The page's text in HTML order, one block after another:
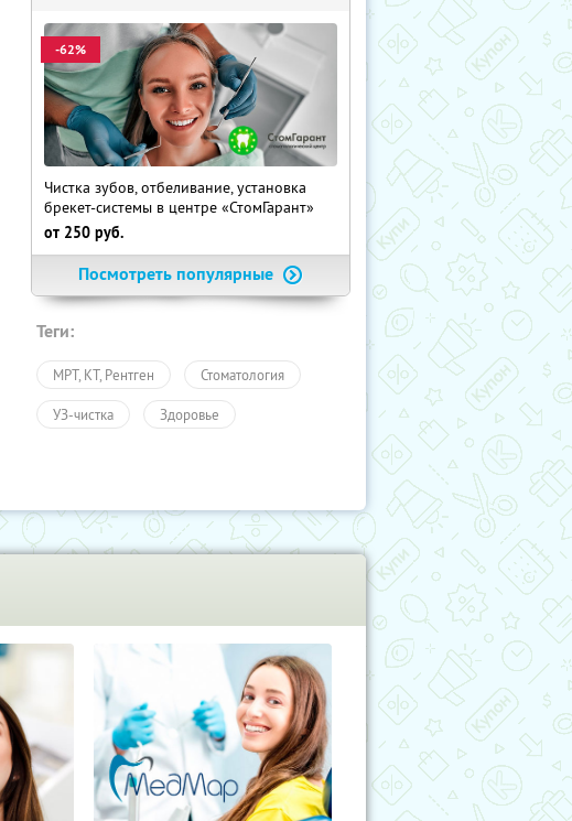
-62%
Чистка зубов, отбеливание, установка
брекет-системы в центре «СтомГарант»
от 250 руб.
Посмотреть популярные
Теги:
МРТ, КТ, Рентген Стоматология
УЗ-чистка Здоровье